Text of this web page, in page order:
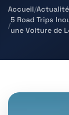
Accueil
5 Road Trips
une Voiture de